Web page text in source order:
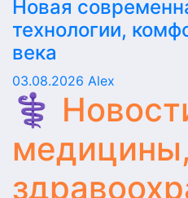
Новая
технологии,
века
03.08.2026 Alex
⚕️
медицины,